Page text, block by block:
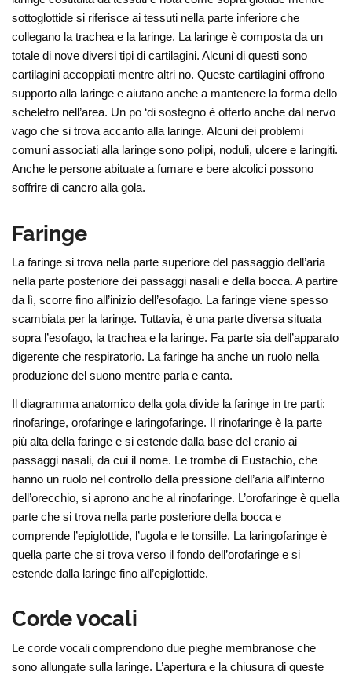
sottoglottide si riferisce ai tessuti nella parte inferiore che
collegano la trachea e la laringe. La laringe è composta da un
totale di nove diversi tipi di cartilagini. Alcuni di questi sono
cartilagini accoppiati mentre altri no. Queste cartilagini offrono
supporto alla laringe e aiutano anche a mantenere la forma dello
scheletro nell’area. Un po ‘di sostegno è offerto anche dal nervo
vago che si trova accanto alla laringe. Alcuni dei problemi
comuni associati alla laringe sono polipi, noduli, ulcere e laringiti.
Anche le persone abituate a fumare e bere alcolici possono
soffrire di cancro alla gola.
Faringe
La faringe si trova nella parte superiore del passaggio dell’aria
nella parte posteriore dei passaggi nasali e della bocca. A partire
da lì, scorre fino all’inizio dell’esofago. La faringe viene spesso
scambiata per la laringe. Tuttavia, è una parte diversa situata
sopra l’esofago, la trachea e la laringe. Fa parte sia dell’apparato
digerente che respiratorio. La faringe ha anche un ruolo nella
produzione del suono mentre parla e canta.
Il diagramma anatomico della gola divide la faringe in tre parti:
rinofaringe, orofaringe e laringofaringe. Il rinofaringe è la parte
più alta della faringe e si estende dalla base del cranio ai
passaggi nasali, da cui il nome. Le trombe di Eustachio, che
hanno un ruolo nel controllo della pressione dell’aria all’interno
dell’orecchio, si aprono anche al rinofaringe. L’orofaringe è quella
parte che si trova nella parte posteriore della bocca e
comprende l’epiglottide, l’ugola e le tonsille. La laringofaringe è
quella parte che si trova verso il fondo dell’orofaringe e si
estende dalla laringe fino all’epiglottide.
Corde vocali
Le corde vocali comprendono due pieghe membranose che
sono allungate sulla laringe. L’apertura e la chiusura di queste